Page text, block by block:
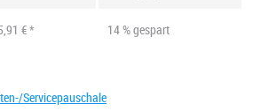
€ *
14 % gespart
Servicepauschale